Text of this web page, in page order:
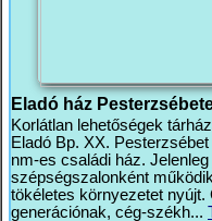
Eladó ház
Korlátlan lehetőségek
Eladó Bp. XX.
nm-es családi ház.
szépségszalonként
tökéletes környezetet nyújt.
generációnak, cég-székh...